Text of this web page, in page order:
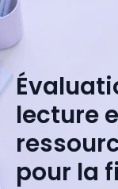
lecture
pour la